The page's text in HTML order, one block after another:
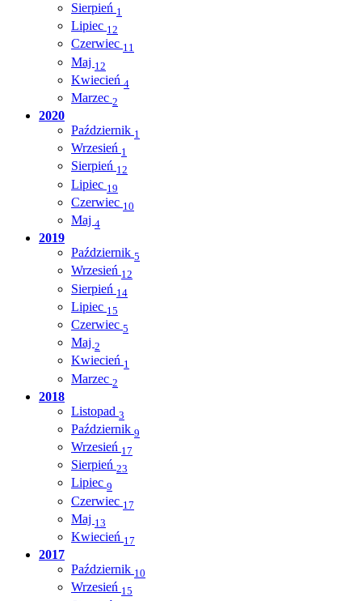
Sierpień 1
Lipiec 12
Czerwiec 11
Maj 12
Kwiecień 4
Marzec 2
2020
Październik 1
Wrzesień 1
Sierpień 12
Lipiec 19
Czerwiec 10
Maj 4
2019
Październik 5
Wrzesień 12
Sierpień 14
Lipiec 15
Czerwiec 5
Maj 2
Kwiecień 1
Marzec 2
2018
Listopad 3
Październik 9
Wrzesień 17
Sierpień 23
Lipiec 9
Czerwiec 17
Maj 13
Kwiecień 17
2017
Październik 10
Wrzesień 15